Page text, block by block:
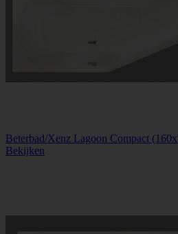
Beterbad/Xenz Lagoon Compact
Bekijken